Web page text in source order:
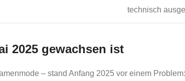
technisch
2025 gewachsen ist
– stand Anfang 2025 vor einem